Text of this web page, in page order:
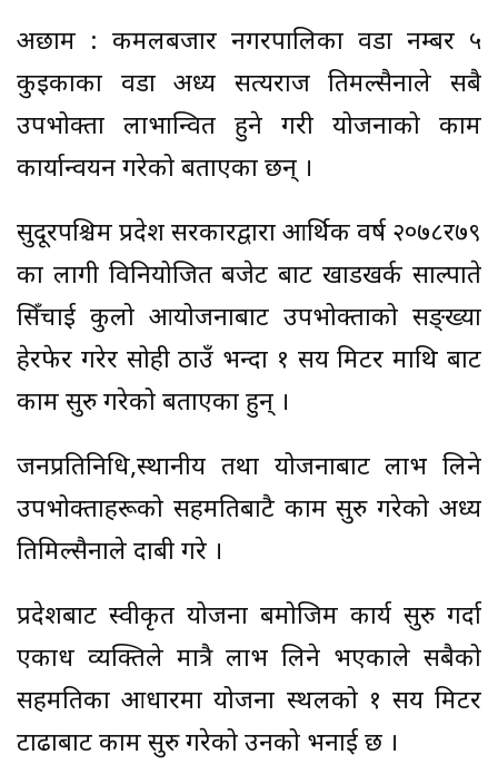
अछाम : कमलबजार नगरपालिका वडा नम्बर ५
कुइकाका वडा अध्यक्ष सत्यराज तिमल्सैनाले सबै
उपभोक्ता लाभान्वित हुने गरी योजनाको काम
कार्यान्वयन गरेको बताएका छन् ।
सुदूरपश्चिम प्रदेश सरकारद्वारा आर्थिक वर्ष २०७८र७९
का लागी विनियोजित बजेट बाट खाडखर्क साल्पाते
सिँचाई कुलो आयोजनाबाट उपभोक्ताको सङ्ख्या
हेरफेर गरेर सोही ठाउँ भन्दा १ सय मिटर माथि बाट
काम सुरु गरेको बताएका हुन् ।
जनप्रतिनिधि,स्थानीय तथा योजनाबाट लाभ लिने
उपभोक्ताहरूको सहमतिबाटै काम सुरु गरेको अध्यक्ष
तिमिल्सैनाले दाबी गरे ।
प्रदेशबाट स्वीकृत योजना बमोजिम कार्य सुरु गर्दा
एकाध व्यक्तिले मात्रै लाभ लिने भएकाले सबैको
सहमतिका आधारमा योजना स्थलको १ सय मिटर
टाढाबाट काम सुरु गरेको उनको भनाई छ ।